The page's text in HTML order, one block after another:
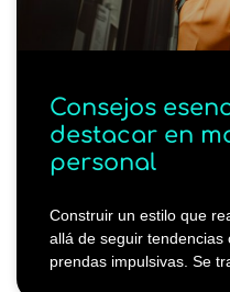
Consejos
destacar en
personal
Construir un estilo que
allá de seguir tendencias
prendas impulsivas. Se